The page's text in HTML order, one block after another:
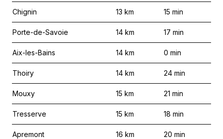
Chignin 13 km 15 min
Porte-de-Savoie 14 km 17 min
Aix-les-Bains 14 km 0 min
Thoiry 14 km 24 min
Mouxy 15 km 21 min
Tresserve 15 km 18 min
Apremont 16 km 20 min